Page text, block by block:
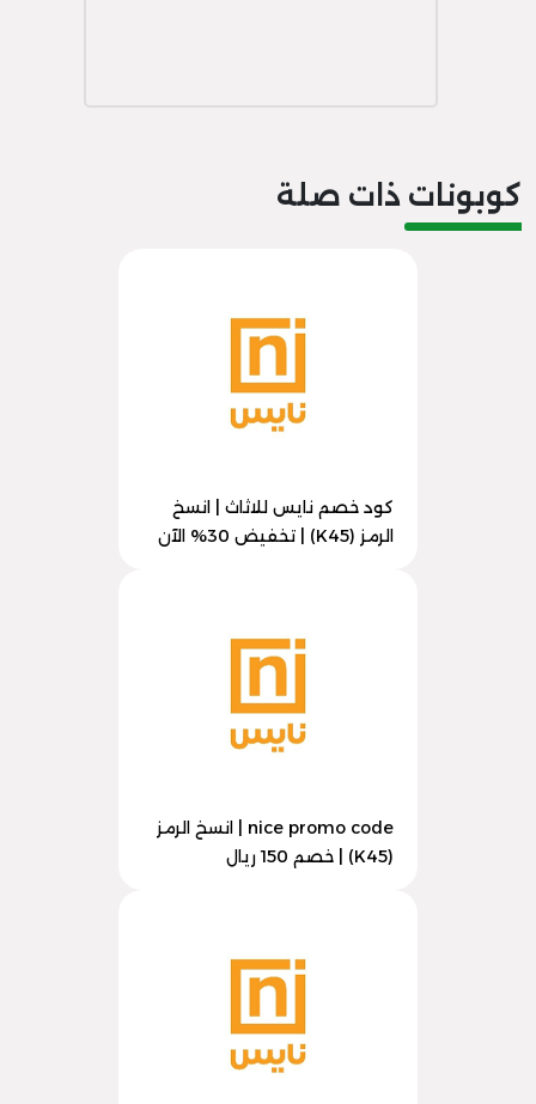
كوبونات ذات صلة
كود خصم نايس للاثاث | انسخ
الرمز (K45) | تخفيض 30% الآن
nice promo code | انسخ الرمز
(K45) | خصم 150 ريال